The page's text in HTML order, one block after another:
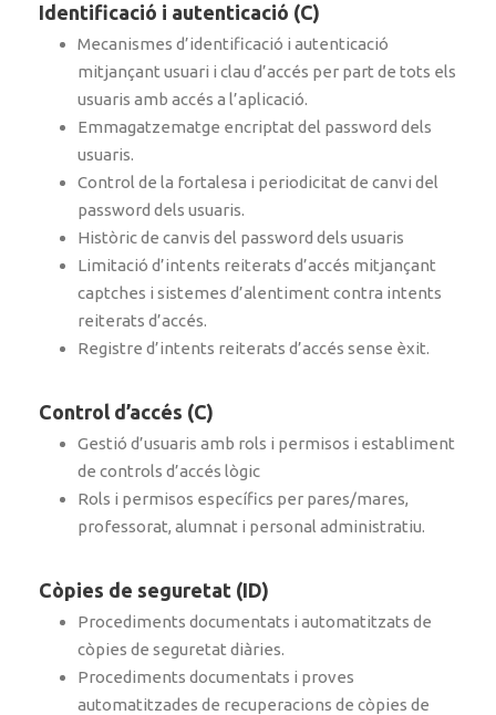
Identificació i autenticació (C)
Mecanismes d’identificació i autenticació
mitjançant usuari i clau d’accés per part de tots els
usuaris amb accés a l’aplicació.
Emmagatzematge encriptat del password dels
usuaris.
Control de la fortalesa i periodicitat de canvi del
password dels usuaris.
Històric de canvis del password dels usuaris
Limitació d’intents reiterats d’accés mitjançant
captches i sistemes d’alentiment contra intents
reiterats d’accés.
Registre d’intents reiterats d’accés sense èxit.
Control d’accés (C)
Gestió d’usuaris amb rols i permisos i establiment
de controls d’accés lògic
Rols i permisos específics per pares/mares,
professorat, alumnat i personal administratiu.
Còpies de seguretat (ID)
Procediments documentats i automatitzats de
còpies de seguretat diàries.
Procediments documentats i proves
automatitzades de recuperacions de còpies de